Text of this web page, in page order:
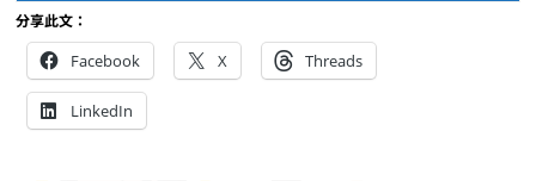
分享此文：
Facebook X Threads
LinkedIn